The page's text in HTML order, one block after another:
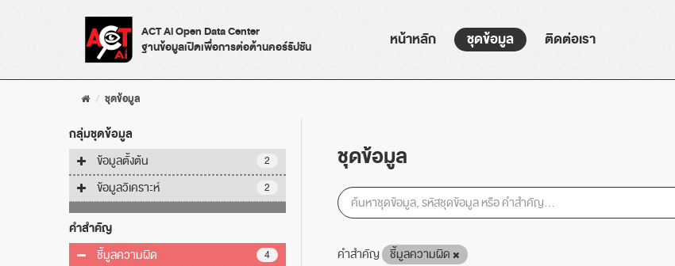
ACT Ai Open Data Center
ฐานข้อมูลเปิดเพื่อการต่อต้านคอร์รัปชัน
หน้าหลัก ชุดข้อมูล ติดต่อเรา
ชุดข้อมูล
กลุ่มชุดข้อมูล
ข้อมูลตั้งต้น 2
ข้อมูลวิเคราะห์ 2
คำสำคัญ
ชี้มูลความผิด 4
ชุดข้อมูล
คำสำคัญ ชี้มูลความผิด